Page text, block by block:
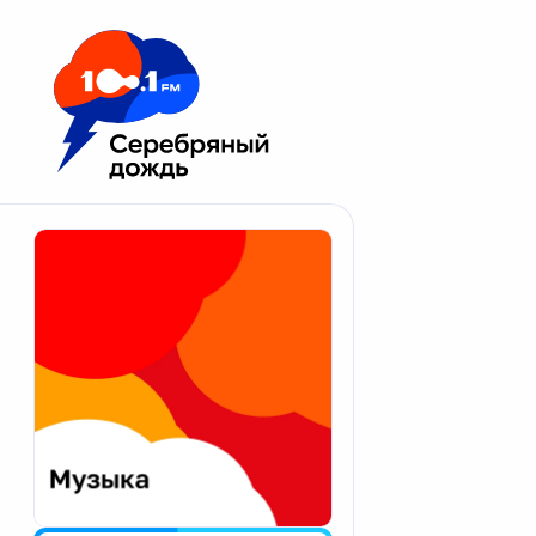
Москва 100.1 FM
Апатиты
Екатеринбург
Калининград
Калуга